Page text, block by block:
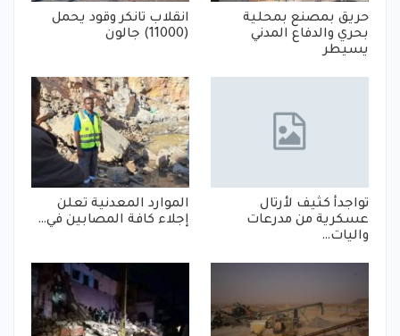
حريق بمصنع بمحلية
بحري والدفاع المدني
يسيطر
انقلاب تانكر وقود يحمل
(11000) جالون
تواجدأ كثيف لأرتال
عسكرية من مدرعات
واليات…
الموارد المعدنية تعلن
إجلاء كافة المصابين في…